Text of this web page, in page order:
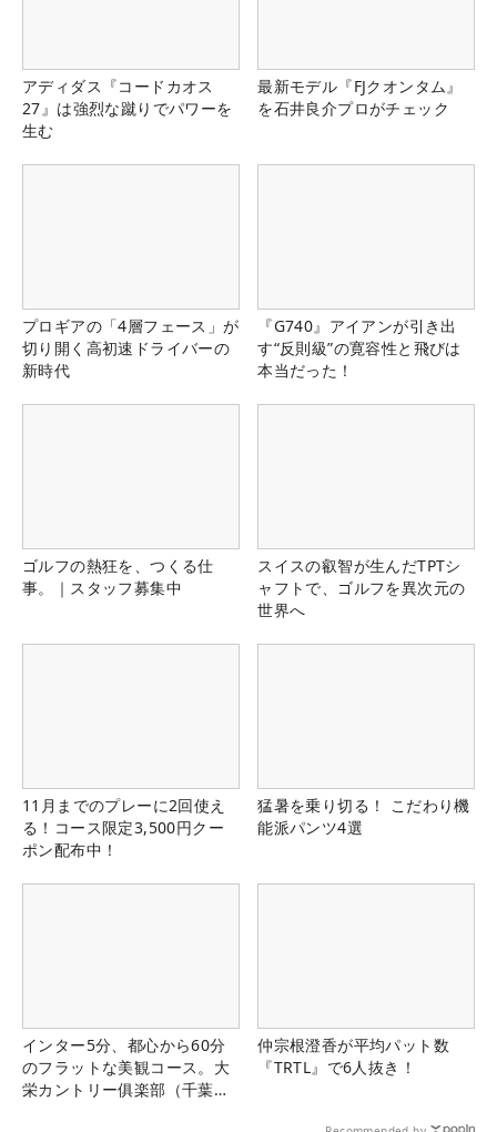
アディダス『コードカオス
27』は強烈な蹴りでパワーを
生む
最新モデル『FJクオンタム』
を石井良介プロがチェック
プロギアの「4層フェース」が
切り開く高初速ドライバーの
新時代
『G740』アイアンが引き出
す“反則級”の寛容性と飛びは
本当だった！
ゴルフの熱狂を、つくる仕
事。｜スタッフ募集中
スイスの叡智が生んだTPTシ
ャフトで、ゴルフを異次元の
世界へ
11月までのプレーに2回使え
る！コース限定3,500円クー
ポン配布中！
猛暑を乗り切る！ こだわり機
能派パンツ4選
インター5分、都心から60分
のフラットな美観コース。大
栄カントリー俱楽部（千葉
仲宗根澄香が平均パット数
『TRTL』で6人抜き！